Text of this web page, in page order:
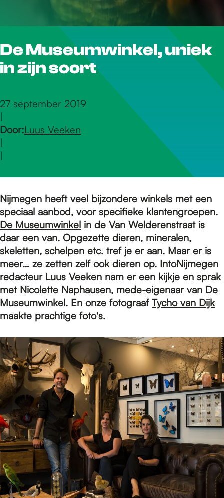
r
d
e
m
e
p
a
g
e
De Museumwinkel, uniek
in zijn soort
27 september 2019
|
Door:Luus Veeken
|
|
Nijmegen heeft veel bijzondere winkels met een
speciaal aanbod, voor specifieke klantengroepen.
De Museumwinkel in de Van Welderenstraat is
daar een van. Opgezette dieren, mineralen,
skeletten, schelpen etc. tref je er aan. Maar er is
meer… ze zetten zelf ook dieren op. IntoNijmegen
redacteur Luus Veeken nam er een kijkje en sprak
met Nicolette Naphausen, mede-eigenaar van De
Museumwinkel. En onze fotograaf Tycho van Dijk
maakte prachtige foto's.